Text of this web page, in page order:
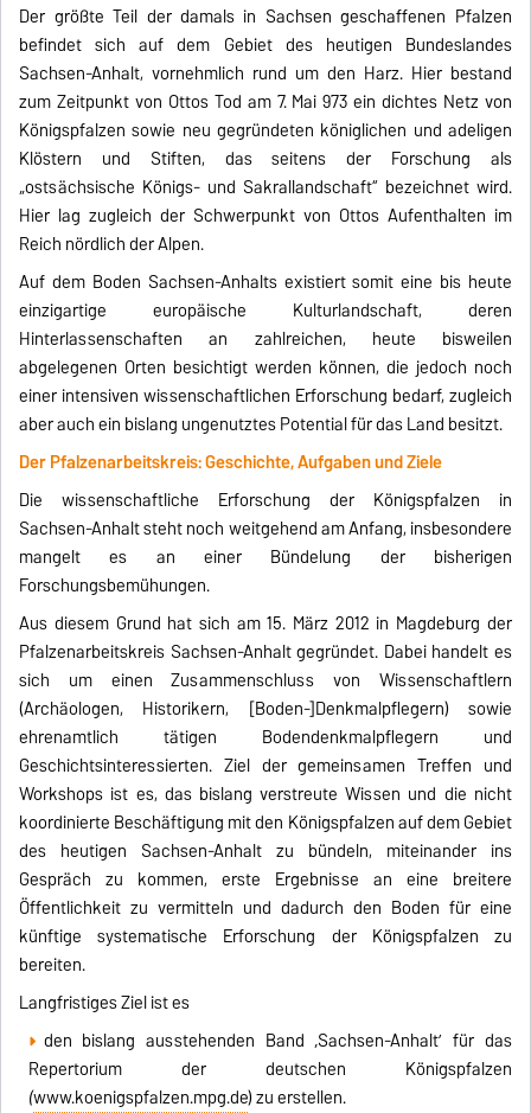
Der größte Teil der damals in Sachsen geschaffenen Pfalzen
befindet sich auf dem Gebiet des heutigen Bundeslandes
Sachsen-Anhalt, vornehmlich rund um den Harz. Hier bestand
zum Zeitpunkt von Ottos Tod am 7. Mai 973 ein dichtes Netz von
Königspfalzen sowie neu gegründeten königlichen und adeligen
Klöstern und Stiften, das seitens der Forschung als
„ostsächsische Königs- und Sakrallandschaft“ bezeichnet wird.
Hier lag zugleich der Schwerpunkt von Ottos Aufenthalten im
Reich nördlich der Alpen.
Auf dem Boden Sachsen-Anhalts existiert somit eine bis heute
einzigartige europäische Kulturlandschaft, deren
Hinterlassenschaften an zahlreichen, heute bisweilen
abgelegenen Orten besichtigt werden können, die jedoch noch
einer intensiven wissenschaftlichen Erforschung bedarf, zugleich
aber auch ein bislang ungenutztes Potential für das Land besitzt.
Der Pfalzenarbeitskreis: Geschichte, Aufgaben und Ziele
Die wissenschaftliche Erforschung der Königspfalzen in
Sachsen-Anhalt steht noch weitgehend am Anfang, insbesondere
mangelt es an einer Bündelung der bisherigen
Forschungsbemühungen.
Aus diesem Grund hat sich am 15. März 2012 in Magdeburg der
Pfalzenarbeitskreis Sachsen-Anhalt gegründet. Dabei handelt es
sich um einen Zusammenschluss von Wissenschaftlern
(Archäologen, Historikern, [Boden-]Denkmalpflegern) sowie
ehrenamtlich tätigen Bodendenkmalpflegern und
Geschichtsinteressierten. Ziel der gemeinsamen Treffen und
Workshops ist es, das bislang verstreute Wissen und die nicht
koordinierte Beschäftigung mit den Königspfalzen auf dem Gebiet
des heutigen Sachsen-Anhalt zu bündeln, miteinander ins
Gespräch zu kommen, erste Ergebnisse an eine breitere
Öffentlichkeit zu vermitteln und dadurch den Boden für eine
künftige systematische Erforschung der Königspfalzen zu
bereiten.
Langfristiges Ziel ist es
den bislang ausstehenden Band ‚Sachsen-Anhalt’ für das
Repertorium der deutschen Königspfalzen
(www.koenigspfalzen.mpg.de) zu erstellen.